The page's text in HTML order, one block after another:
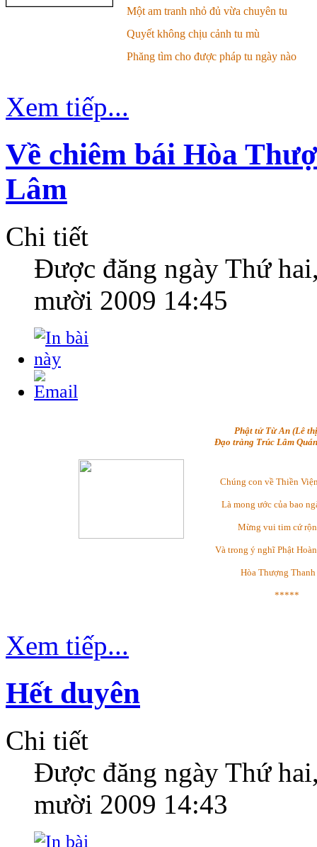
Một am tranh nhỏ đủ vừa chuyên tu
Quyết không chịu cảnh tu mù
Phăng tìm cho được pháp tu ngày nào
Xem tiếp...
Về chiêm bái Hòa
Lâm
Chi tiết
Được đăng ngày Thứ
mười 2009 14:45
Phật tử Từ An (Lê
Đạo tràng Trúc Lâm
Chúng con về Thiền
Là mong ước của bao
Mừng vui tim cứ
Và trong ý nghĩ Phật
Hòa Thượng
*****
Xem tiếp...
Hết duyên
Chi tiết
Được đăng ngày Thứ
mười 2009 14:43